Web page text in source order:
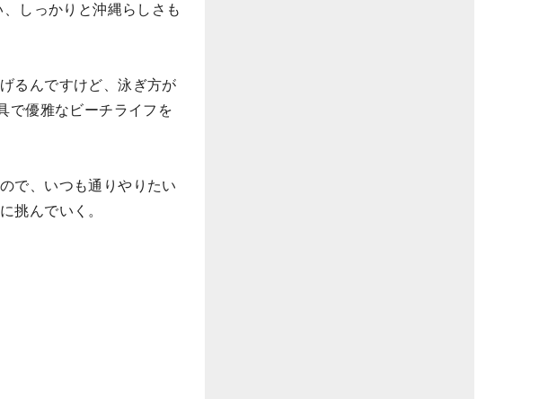
しっかりと沖縄らしさも
るんですけど、泳ぎ方が
で優雅なビーチライフを
で、いつも通りやりたい
挑んでいく。